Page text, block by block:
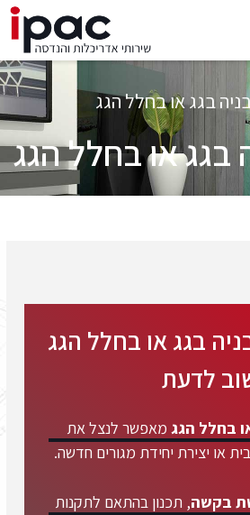
בגג או בחלל הגג
בגג או בחלל הגג
בגג או בחלל הגג
לדעת
בחלל הגג מאפשר לנצל את
או יצירת יחידת מגורים חדשה.
בקשה, תכנון בהתאם לתקנות